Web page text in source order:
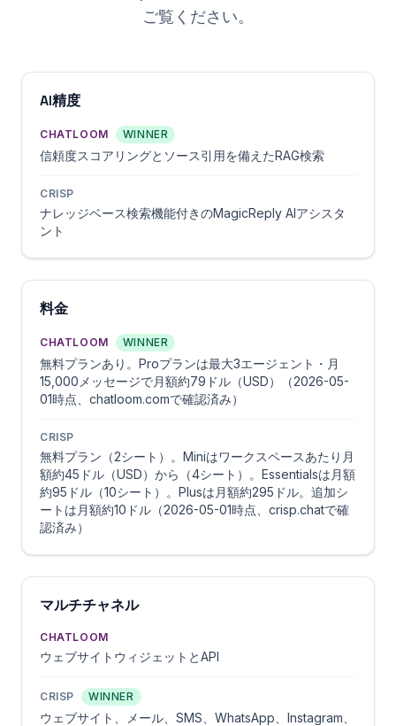
ご覧ください。
AI精度
CHATLOOM WINNER
信頼度スコアリングとソース引用を備えたRAG検索
CRISP
ナレッジベース検索機能付きのMagicReply AIアシスタ
ント
料金
CHATLOOM WINNER
無料プランあり。Proプランは最大3エージェント・月
15,000メッセージで月額約79ドル（USD）（2026-05-
01時点、chatloom.comで確認済み）
CRISP
無料プラン（2シート）。Miniはワークスペースあたり月
額約45ドル（USD）から（4シート）。Essentialsは月額
約95ドル（10シート）。Plusは月額約295ドル。追加シ
ートは月額約10ドル（2026-05-01時点、crisp.chatで確
認済み）
マルチチャネル
CHATLOOM
ウェブサイトウィジェットとAPI
CRISP WINNER
ウェブサイト、メール、SMS、WhatsApp、Instagram、